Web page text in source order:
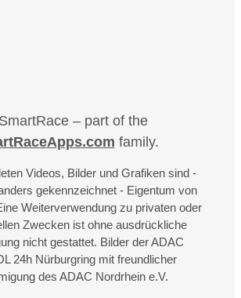
– part of the
family.
Videos, Bilder und Grafiken sind -
gekennzeichnet - Eigentum von
Weiterverwendung zu privaten oder
Zwecken ist ohne ausdrückliche
nicht gestattet. Bilder der ADAC
24h Nürburgring mit freundlicher
des ADAC Nordrhein e.V.